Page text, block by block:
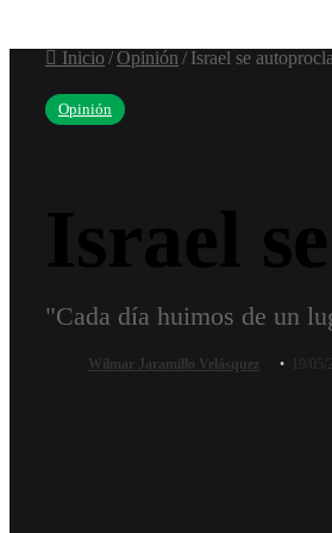
Inicio/Opinión / Israel se
Opinión
Israel
"Cada día huimos de un
Wilmar Jaramillo Velásquez 19/05/